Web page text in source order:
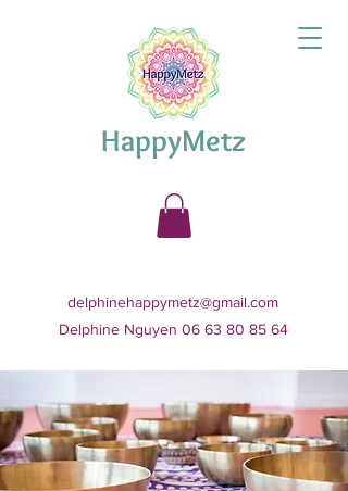
HappyMetz
delphinehappymetz@gmail.com
Delphine Nguyen 06 63 80 85 64